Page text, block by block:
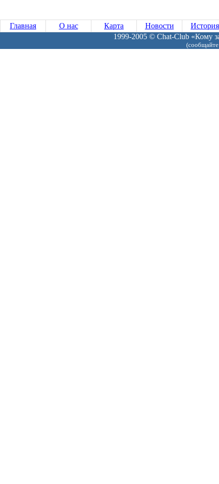
Главная О нас Карта Новости
История
1999-2005 © Chat-Club «Кому